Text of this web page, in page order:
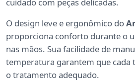
O design leve e ergonômico do
proporciona conforto durante o
nas mãos. Sua facilidade de
temperatura garantem que cada
o tratamento adequado.